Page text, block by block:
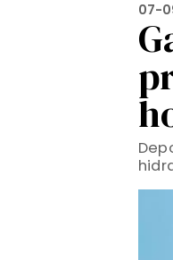
07-